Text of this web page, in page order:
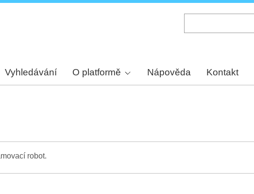
Vyhledávání O platformě Nápověda Kontakt
robot.